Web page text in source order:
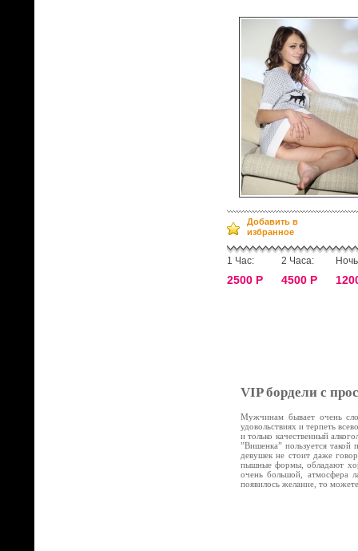
Добавить в
избранное
1 Час:
2500 Р
2 Часа:
4500 Р
VIP бордели с
Мужчинам бывает очень
удовольствиях и терпеть
и только качественный
”Вишенка” пользуется
девушек не стоит даже
пышные формы, обладают
очень большой, атмосфера
появилось желание, то